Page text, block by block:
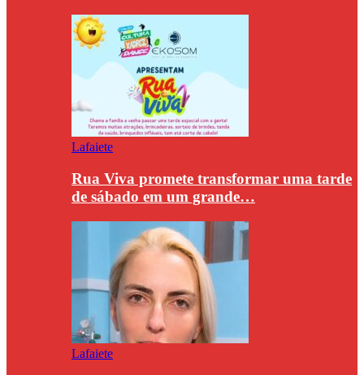
Lafaiete
Rua Viva promete transformar uma tarde
de sábado em um grande…
Lafaiete